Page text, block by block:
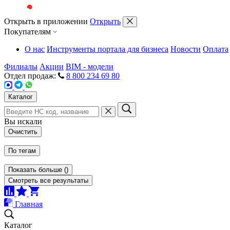
Открыть в приложении Открыть
Покупателям
О нас Инструменты портала для бизнеса Новости Оплата
Филиалы Акции BIM - модели
Отдел продаж:
8 800 234 69 80
Каталог
Вы искали
Очистить
По тегам
Показать больше ()
Смотреть все результаты
Главная
Каталог